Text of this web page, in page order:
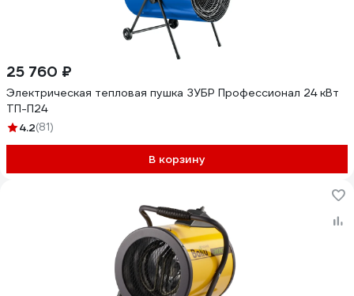
25 760 ₽
Электрическая тепловая пушка ЗУБР Профессионал 24 кВт
ТП-П24
4.2(81)
В корзину